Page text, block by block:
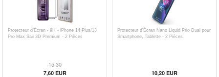
Protecteur d’Écran - 9H - iPhone 14 Plus/13
Pro Max Saii 3D Premium - 2 Pièces
15,30
7,60EUR
Protecteur d'Écran Nano Liquid Prio Dual pour
Smartphone, Tablette - 2 Pièces
10,20EUR